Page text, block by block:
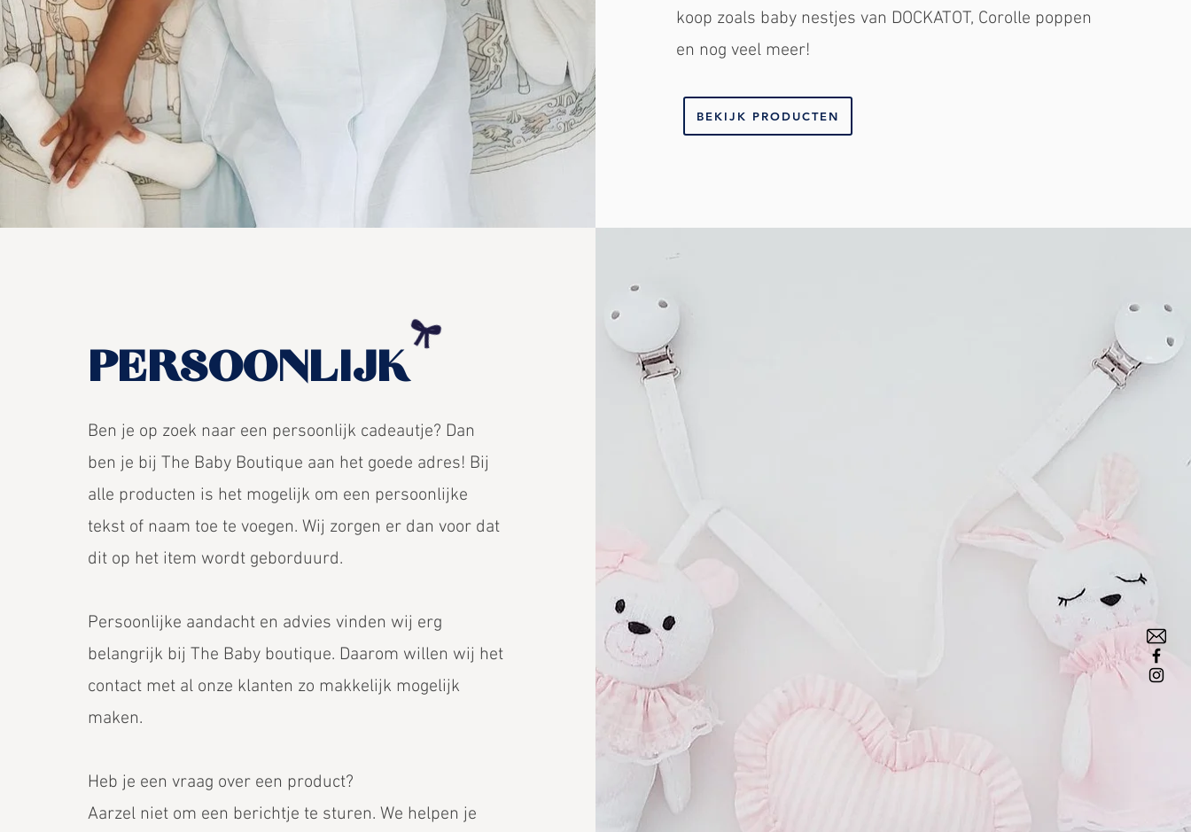
koop zoals baby nestjes van DOCKATOT, Corolle poppen
en nog veel meer!
BEKIJK PRODUCTEN
PERSOONLIJK
Ben je op zoek naar een persoonlijk cadeautje? Dan
ben je bij The Baby Boutique aan het goede adres! Bij
alle producten is het mogelijk om een persoonlijke
tekst of naam toe te voegen. Wij zorgen er dan voor dat
dit op het item wordt geborduurd.
Persoonlijke aandacht en advies vinden wij erg
belangrijk bij The Baby boutique. Daarom willen wij het
contact met al onze klanten zo makkelijk mogelijk
maken.
Heb je een vraag over een product?
Aarzel niet om een berichtje te sturen. We helpen je